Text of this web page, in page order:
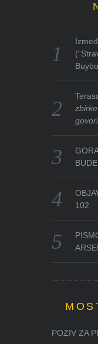
102
POZIV ZA